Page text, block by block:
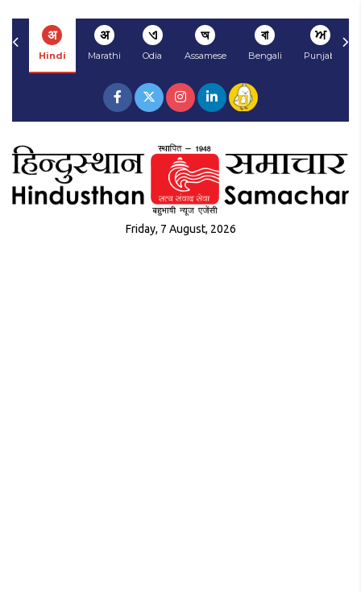
अ
Hindi
अ
Marathi
ଏ
Odia
অ
Assamese
বা
Bengali
ਅ
Punjabi
Friday, 7 August, 2026